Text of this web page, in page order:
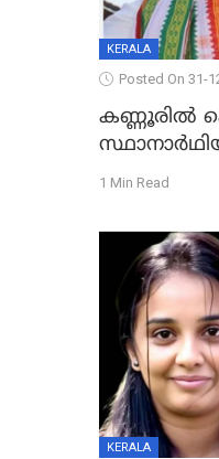
KERALA
Posted On 31-
കണ്ണൂരിൽ കെ സുധാകരൻ
1 Min Read
KERALA